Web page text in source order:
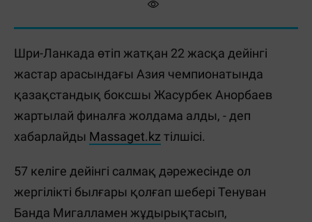
Шри-Ланкада өтіп жатқан 22 жасқа дейінгі
жастар арасындағы Азия чемпионатында
қазақстандық боксшы Жасурбек Анорбаев
жартылай финалға жолдама алды, - деп
хабарлайды Massaget.kzтілшісі.
57 келіге дейінгі салмақ дәрежесінде ол
жергілікті былғары қолғап шебері Тенуван
Банда Мигалламен жұдырықтасып,